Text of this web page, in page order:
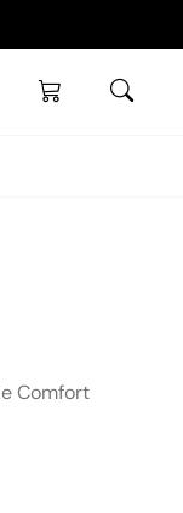
Comfort